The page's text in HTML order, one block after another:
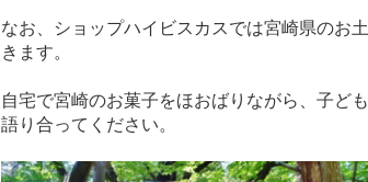
なお、ショップハイビスカスでは宮崎県のお
きます。
自宅で宮崎のお菓子をほおばりながら、子ど
語り合ってください。